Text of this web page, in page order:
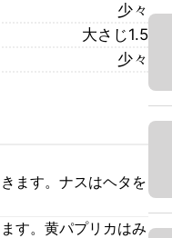
少々
大さじ1.5
少々
ます。ナスはヘタを
す。黄パプリカはみ